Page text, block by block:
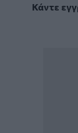
Κάντε